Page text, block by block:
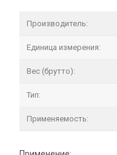
Производитель:
Единица измерения:
Вес (брутто):
Тип:
Применяемость: